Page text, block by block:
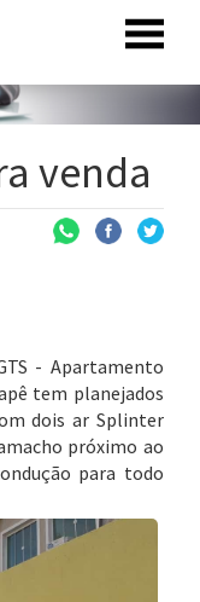
venda
- Apartamento
tem planejados
dois ar Splinter
próximo ao
para todo